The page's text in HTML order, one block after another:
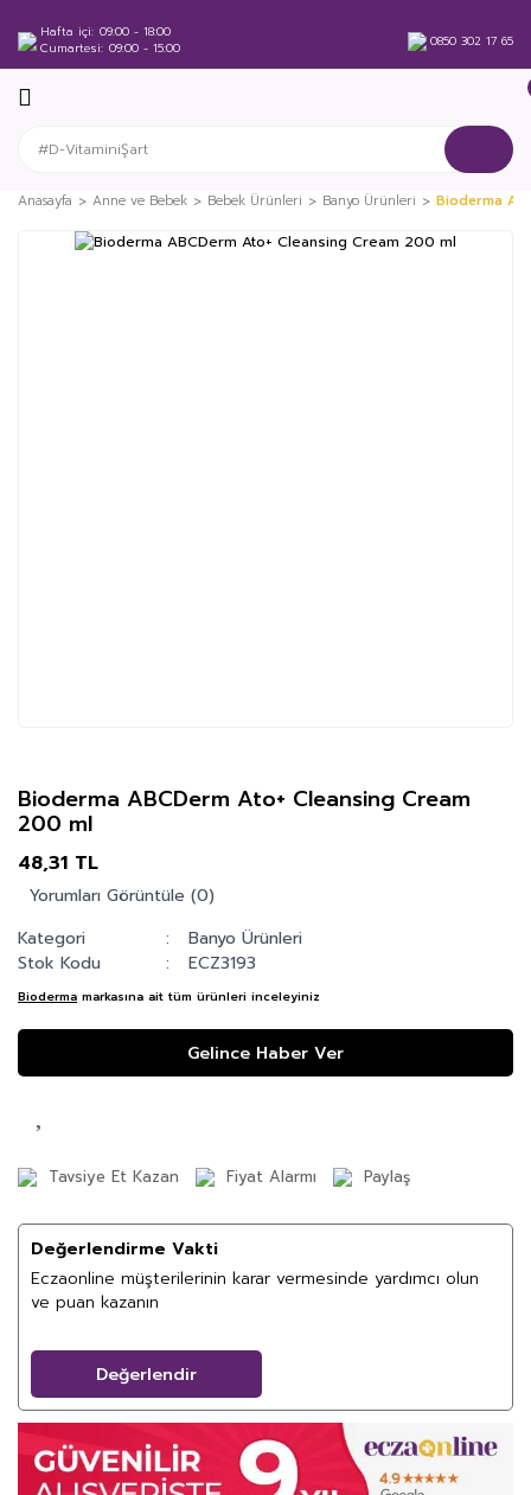
Hafta içi 09:00 - 18:00
Cumartesi 09:00 - 15:00 0850 302 17 65
Anasayfa Anne ve Bebek Bebek Ürünleri Banyo Ürünleri Bioderma
Bioderma ABCDerm Ato+ Cleansing Cream
200 ml
48,31 TL
Yorumları Görüntüle (0)
Kategori
Banyo Ürünleri
Stok Kodu
ECZ3193
Bioderma markasına ait tüm ürünleri inceleyiniz
Gelince Haber Ver
Tavsiye Et Kazan Fiyat Alarmı Paylaş
Değerlendirme Vakti
Eczaonline müşterilerinin karar vermesinde yardımcı olun
ve puan kazanın
Değerlendir